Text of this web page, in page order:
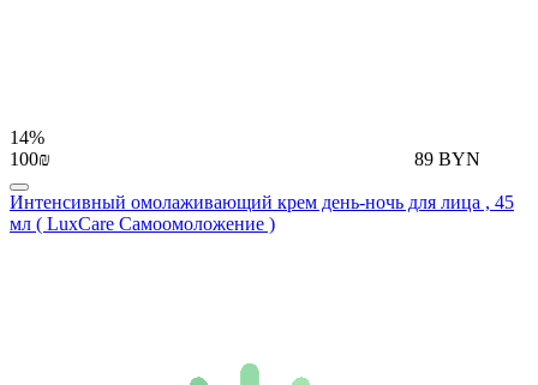
14%
100₪
89 BYN
Интенсивный омолаживающий крем день-ночь для лица , 45
мл ( LuxCare Самоомоложение )